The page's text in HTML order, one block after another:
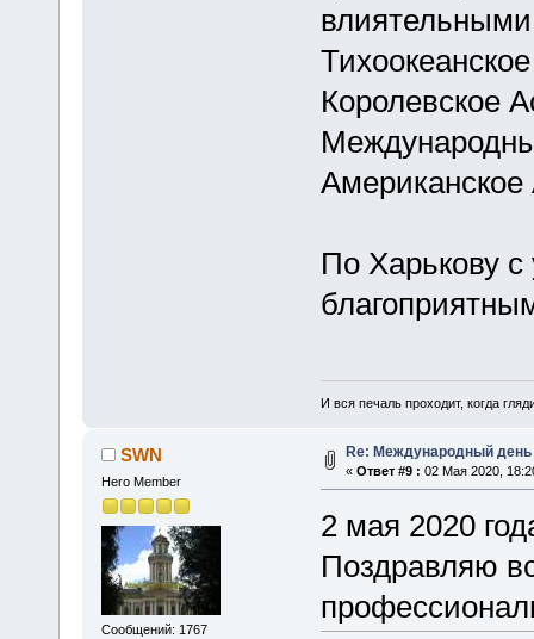
Королевское
По Харькову с
И вся печаль проходит, когда
SWN
Hero Member
Сообщений: 1767
Re: Международный день
« Ответ #9 : 02 Мая 2020,
2 мая 2020
Поздравляю